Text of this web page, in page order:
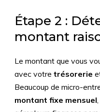
Étape 2 :
montant
Le montant que vous
avec votre trésorerie
Beaucoup de micro-
montant fixe mensuel